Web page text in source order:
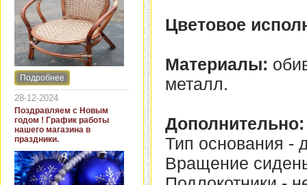
Интернет-магазин "Кровать
и диван" представляет
новинки стульев и кресел
для дачи. В ассортименте
представлены как
бюджетные модели из
пластика для дачи, так и
кресла для загородных
домов из натурального и
искусственного ротанга.
Подробнее
28-12-2024
Поздравляем с Новым
годом ! График работы
нашего магазина в
праздники.
Цветовое
Материалы:
металл.
Дополнительно:
Тип основания -
Вращение